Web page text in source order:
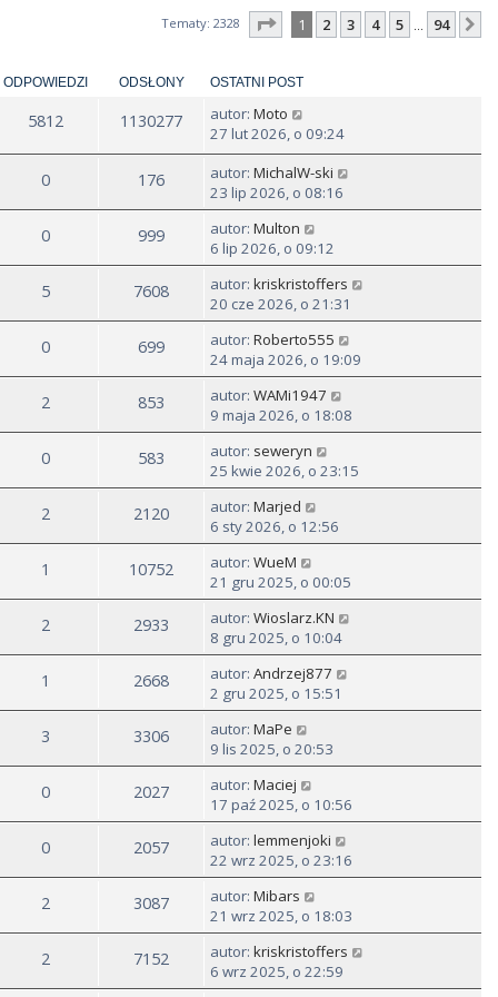
Tematy: 2328 Strona1 z94
1 2 3 4 5 94
ODPOWIEDZI ODSŁONY OSTATNI POST
5812 1130277 autor: Moto
27 lut 2026, o 09:24
0 176 autor: MichalW-ski
23 lip 2026, o 08:16
0 999 autor: Multon
6 lip 2026, o 09:12
5 7608 autor: kriskristoffers
20 cze 2026, o 21:31
0 699 autor: Roberto555
24 maja 2026, o 19:09
2 853 autor: WAMi1947
9 maja 2026, o 18:08
0 583 autor: seweryn
25 kwie 2026, o 23:15
2 2120 autor: Marjed
6 sty 2026, o 12:56
1 10752 autor: WueM
21 gru 2025, o 00:05
2 2933 autor: Wioslarz.KN
8 gru 2025, o 10:04
1 2668 autor: Andrzej877
2 gru 2025, o 15:51
3 3306 autor: MaPe
9 lis 2025, o 20:53
0 2027 autor: Maciej
17 paź 2025, o 10:56
0 2057 autor: lemmenjoki
22 wrz 2025, o 23:16
2 3087 autor: Mibars
21 wrz 2025, o 18:03
2 7152 autor: kriskristoffers
6 wrz 2025, o 22:59